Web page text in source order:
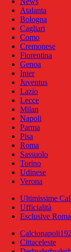
Atalanta
Bologna
Cagliari
Como
Cremonese
Fiorentina
Genoa
Inter
Juventus
Lazio
Lecce
Milan
Napoli
Parma
Pisa
Roma
Sassuolo
Torino
Udinese
Verona
Ultimissime
Ufficialità
Esclusive
Cittaceleste